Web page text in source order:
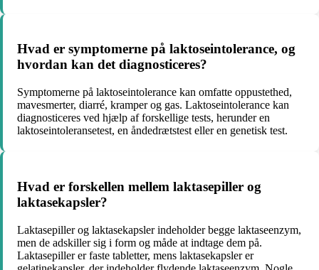
Hvad er symptomerne på laktoseintolerance, og
hvordan kan det diagnosticeres?
Symptomerne på laktoseintolerance kan omfatte oppustethed,
mavesmerter, diarré, kramper og gas. Laktoseintolerance kan
diagnosticeres ved hjælp af forskellige tests, herunder en
laktoseintoleransetest, en åndedrætstest eller en genetisk test.
Hvad er forskellen mellem laktasepiller og
laktasekapsler?
Laktasepiller og laktasekapsler indeholder begge laktaseenzym,
men de adskiller sig i form og måde at indtage dem på.
Laktasepiller er faste tabletter, mens laktasekapsler er